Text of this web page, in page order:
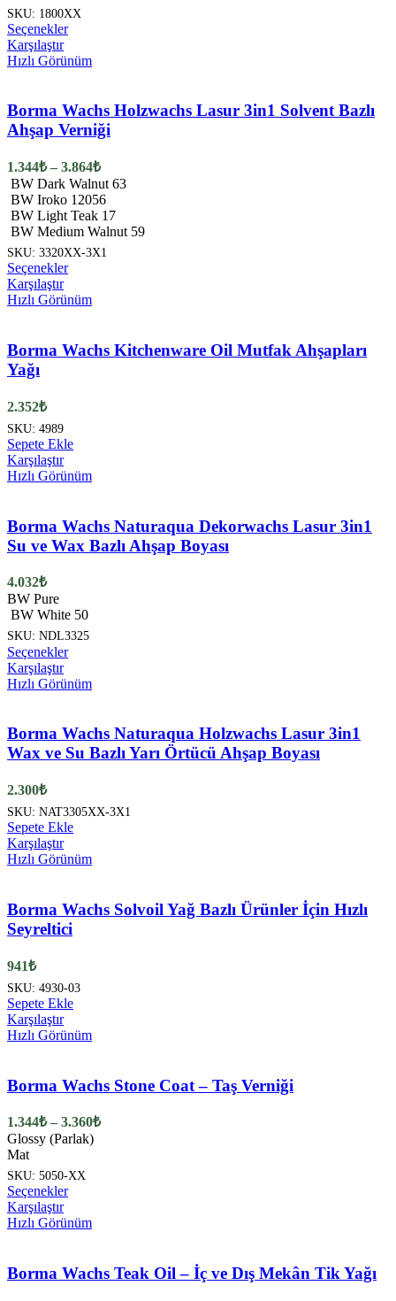
SKU: 1800XX
SeçeneklerBu
birden
var.
Seçenekler
ürün
seçilebilir
Karşılaştır
Hızlı Görünüm
Borma Wachs Holzwachs Lasur 3in1 Solvent Bazlı
Ahşap Verniği
1.344₺ – 3.864₺Fiyat
aralığı:
1.344₺
-
3.864₺
BW Dark Walnut 63
BW Iroko 12056
BW Light Teak 17
BW Medium Walnut 59
SKU: 3320XX-3X1
SeçeneklerBu
birden
var.
Seçenekler
Karşılaştır
Hızlı Görünüm
Borma Wachs Kitchenware Oil Mutfak Ahşapları
Yağı
2.352₺
SKU: 4989
Sepete Ekle
Karşılaştır
Hızlı Görünüm
Borma Wachs Naturaqua Dekorwachs Lasur 3in1
Su ve Wax Bazlı Ahşap Boyası
4.032₺
BW Pure
BW White 50
SKU: NDL3325
SeçeneklerBu
birden
var.
Seçenekler
ürün
Karşılaştır
Hızlı Görünüm
Borma Wachs Naturaqua Holzwachs Lasur 3in1
Wax ve Su Bazlı Yarı Örtücü Ahşap Boyası
2.300₺
SKU: NAT3305XX-3X1
Sepete Ekle
Karşılaştır
Hızlı Görünüm
Borma Wachs Solvoil Yağ Bazlı Ürünler İçin Hızlı
Seyreltici
941₺
SKU: 4930-03
Sepete Ekle
Karşılaştır
Hızlı Görünüm
Borma Wachs Stone Coat – Taş Verniği
1.344₺ – 3.360₺Fiyat
Glossy (Parlak)
Mat
SKU: 5050-XX
SeçeneklerBu
birden
var.
Seçenekler
Karşılaştır
Hızlı Görünüm
Borma Wachs Teak Oil – İç ve Dış Mekân Tik Yağı